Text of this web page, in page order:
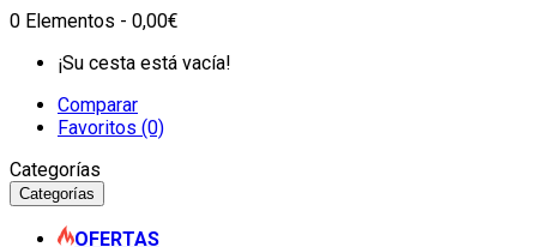
0 Elementos - 0,00€
¡Su cesta está vacía!
Comparar
Favoritos (0)
Categorías
Categorías
OFERTAS